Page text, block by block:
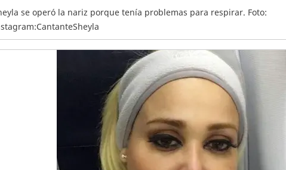
se operó la nariz porque tenía problemas para respirar. Foto: